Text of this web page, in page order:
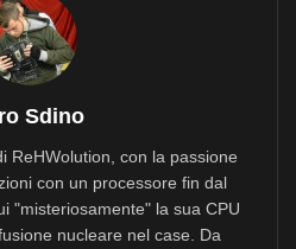
Sdino
ReHWolution, con la passione
con un processore fin dal
"misteriosamente" la sua CPU
nucleare nel case. Da